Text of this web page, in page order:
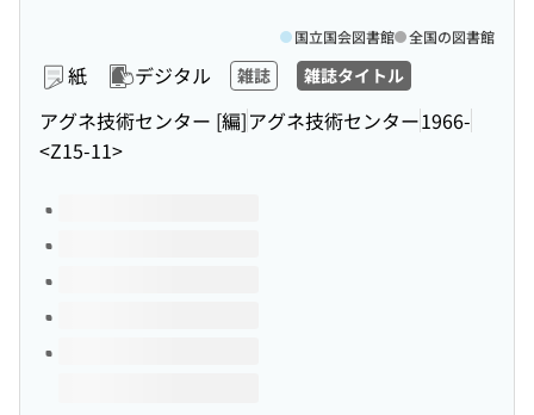
紙 デジタル 雑誌 雑誌タイトル
アグネ技術センター [編]アグネ技術センター1966-
<Z15-11>
国立国会図書館 全国の図書館
このタイトルの巻号